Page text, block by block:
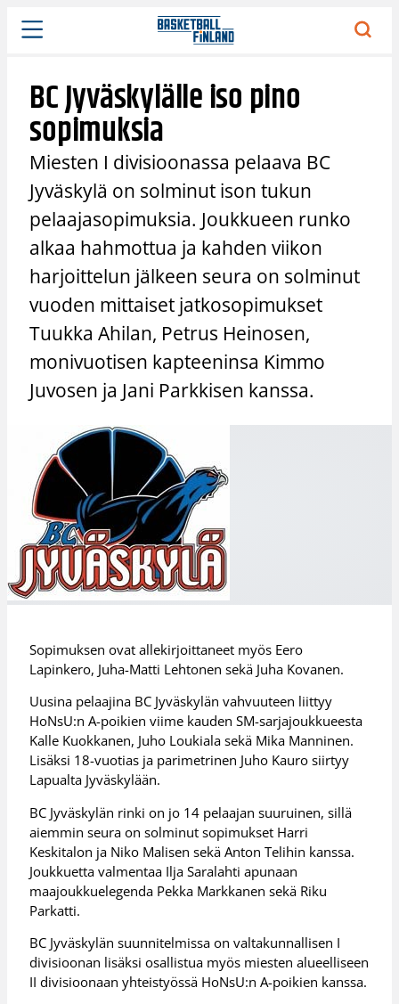
Siirry
sisältöön
BC Jyväskylälle iso pino
sopimuksia
Miesten I divisioonassa pelaava BC
Jyväskylä on solminut ison tukun
pelaajasopimuksia. Joukkueen runko
alkaa hahmottua ja kahden viikon
harjoittelun jälkeen seura on solminut
vuoden mittaiset jatkosopimukset
Tuukka Ahilan, Petrus Heinosen,
monivuotisen kapteeninsa Kimmo
Juvosen ja Jani Parkkisen kanssa.
Sopimuksen ovat allekirjoittaneet myös Eero
Lapinkero, Juha-Matti Lehtonen sekä Juha Kovanen.
Uusina pelaajina BC Jyväskylän vahvuuteen liittyy
HoNsU:n A-poikien viime kauden SM-sarjajoukkueesta
Kalle Kuokkanen, Juho Loukiala sekä Mika Manninen.
Lisäksi 18-vuotias ja parimetrinen Juho Kauro siirtyy
Lapualta Jyväskylään.
BC Jyväskylän rinki on jo 14 pelaajan suuruinen, sillä
aiemmin seura on solminut sopimukset Harri
Keskitalon ja Niko Malisen sekä Anton Telihin kanssa.
Joukkuetta valmentaa Ilja Saralahti apunaan
maajoukkuelegenda Pekka Markkanen sekä Riku
Parkatti.
BC Jyväskylän suunnitelmissa on valtakunnallisen I
divisioonan lisäksi osallistua myös miesten alueelliseen
II divisioonaan yhteistyössä HoNsU:n A-poikien kanssa.